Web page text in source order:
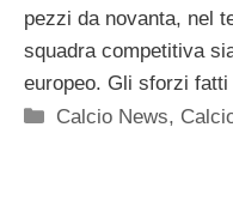
pezzi da novanta, nel
squadra competitiva
europeo. Gli sforzi
Categorie
Calcio News,